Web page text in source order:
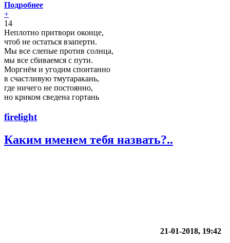
Подробнее
+
14
Неплотно притвори оконце,
чтоб не остаться взаперти.
Мы все слепые против солнца,
мы все сбиваемся с пути.
Моргнём и угодим спонтанно
в счастливую тмутаракань,
где ничего не постоянно,
но криком сведена гортань
firelight
Каким именем тебя назвать?..
21-01-2018, 19:42